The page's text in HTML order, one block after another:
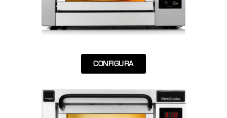
CONFIGURA